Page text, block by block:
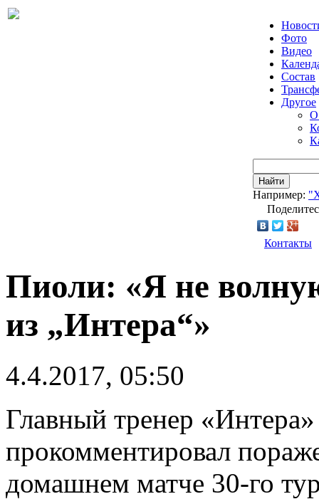
Фото
Видео
Состав
Другое
О
Найти
Например:
Контакты
Пиоли: «Я не
из „Интера“»
4.4.2017, 05:50
Главный тренер
прокомментировал
домашнем матче 30-го